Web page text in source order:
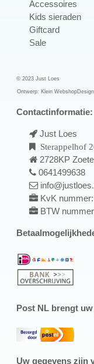
Accessoires
Kids sieraden
Giftcard
Sale
© 2023 Just Loes
Ontwerp: Klein WebshopDesign
Contactinformatie:
Just Loes
Sterappelhof
2728KP
0641499638
KvK
BTW
Post NL brengt
Uw gegevens zijn